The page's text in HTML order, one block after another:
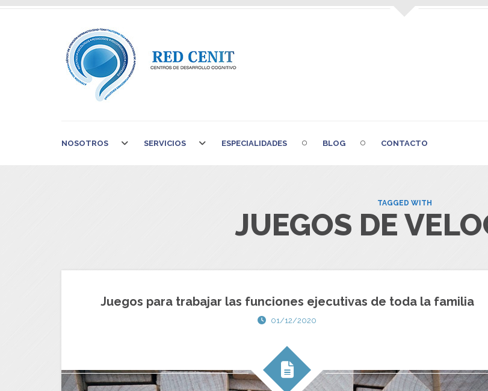
NOSOTROS SERVICIOS ESPECIALIDADES BLOG CONTACTO
TAGGED WITH
JUEGOS DE
Juegos para trabajar las funciones ejecutivas de toda la familia
01/12/2020